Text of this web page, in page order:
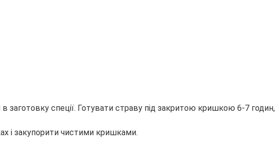
заготовку спеції. Готувати страву під закритою кришкою 6-7 годин,
і закупорити чистими кришками.